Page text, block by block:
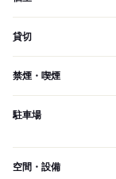
貸切
禁煙・喫煙
駐車場
空間・設備